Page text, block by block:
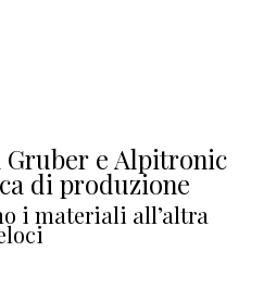
e Alpitronic
di produzione
i materiali all’altra